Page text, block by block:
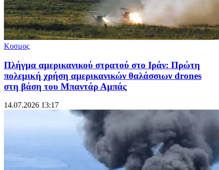
Κοσμος
Πλήγμα αμερικανικού στρατού στο Ιράν: Πρώτη
πολεμική χρήση αμερικανικών θαλάσσιων drones
στη βάση του Μπαντάρ Αμπάς
14.07.2026 13:17